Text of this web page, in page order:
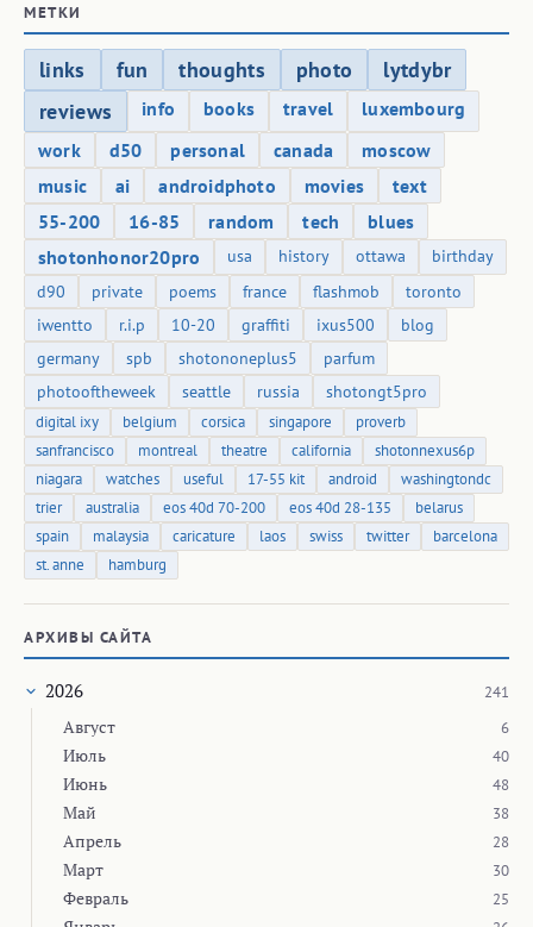
МЕТКИ
links fun thoughts photo
lytdybr
reviews
info books travel
luxembourg
work
d50 personal canada
moscow
music
ai androidphoto movies
text
55-200
16-85 random tech
blues
shotonhonor20pro
usa history ottawa
birthday
d90
private poems france flashmob
toronto
iwentto
r.i.p 10-20 graffiti ixus500
blog
germany
spb shotononeplus5
parfum
photooftheweek
seattle russia shotongt5pro
digital ixy belgium corsica singapore
proverb
sanfrancisco
montreal theatre california
shotonnexus6p
niagara
watches useful 17-55 kit android
washingtondc
trier
australia eos 40d 70-200 eos 40d 28-135
belarus
spain
malaysia caricature laos swiss twitter
barcelona
st. anne
hamburg
АРХИВЫ САЙТА
2026 241
Август 6
Июль 40
Июнь 48
Май 38
Апрель 28
Март 30
Февраль 25